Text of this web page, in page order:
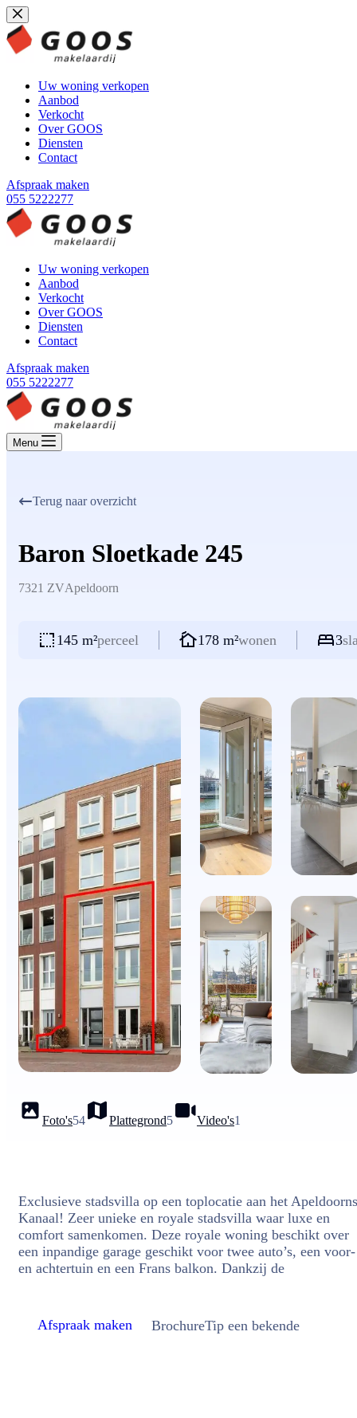
Ga
naar
de
inhoud
Uw woning verkopen
Aanbod
Verkocht
Over GOOS
Diensten
Contact
Afspraak maken
055 5222277
Uw woning verkopen
Aanbod
Verkocht
Over GOOS
Diensten
Contact
Afspraak maken
055 5222277
Menu
Terug naar overzicht
Baron Sloetkade 245
7321 ZVApeldoorn
145 m²perceel 178 m²wonen 3
Foto's54 Plattegrond5 Video's1
Exclusieve stadsvilla op een toplocatie aan het Apeldoorns
Kanaal! Zeer unieke en royale stadsvilla waar luxe en
comfort samenkomen. Deze royale woning beschikt over
een inpandige garage geschikt voor twee auto’s, een voor-
en achtertuin en een Frans balkon. Dankzij de
Afspraak maken BrochureTip een bekende